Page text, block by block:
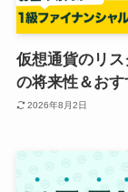
仮想通貨のリ
の将来性＆お
2026年8月2日